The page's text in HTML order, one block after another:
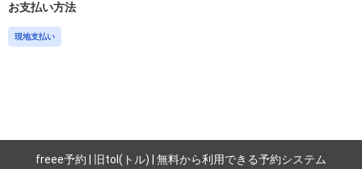
お支払い方法
現地支払い
freee予約 | 旧tol(トル) | 無料から利用できる予約システム